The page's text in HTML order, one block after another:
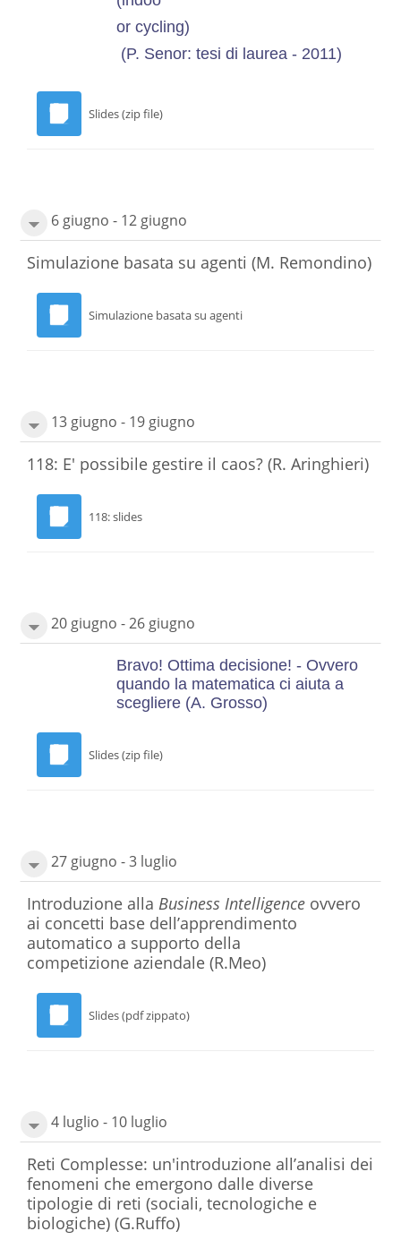
or cycling)
(P. Senor: tesi di laurea - 2011)
Slides (zip file)
6 giugno - 12 giugno
Simulazione basata su agenti (M. Remondino)
Simulazione basata su agenti
13 giugno - 19 giugno
118: E' possibile gestire il caos? (R. Aringhieri)
118: slides
20 giugno - 26 giugno
Bravo! Ottima decisione! - Ovvero
quando la matematica ci aiuta a
scegliere (A. Grosso)
Slides (zip file)
27 giugno - 3 luglio
Introduzione allaBusiness Intelligence ovvero
ai concetti base dell’apprendimento
automatico a supporto della
competizione aziendale(R.Meo)
Slides (pdf zippato)
4 luglio - 10 luglio
Reti Complesse: un'introduzione all’analisi dei
fenomeni che emergono dalle diverse
tipologie di reti (sociali, tecnologiche e
biologiche)(G.Ruffo)